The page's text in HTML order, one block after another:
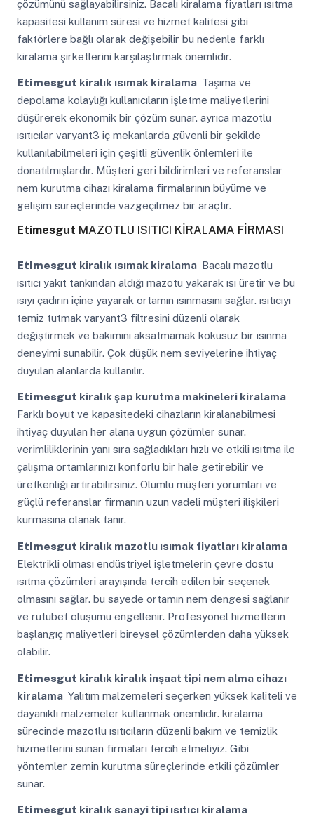
çözümünü sağlayabilirsiniz. Bacalı kiralama fiyatları ısıtma
kapasitesi kullanım süresi ve hizmet kalitesi gibi
faktörlere bağlı olarak değişebilir bu nedenle farklı
kiralama şirketlerini karşılaştırmak önemlidir.
Etimesgut kiralık ısımak kiralama Taşıma ve
depolama kolaylığı kullanıcıların işletme maliyetlerini
düşürerek ekonomik bir çözüm sunar. ayrıca mazotlu
ısıtıcılar varyant3 iç mekanlarda güvenli bir şekilde
kullanılabilmeleri için çeşitli güvenlik önlemleri ile
donatılmışlardır. Müşteri geri bildirimleri ve referanslar
nem kurutma cihazı kiralama firmalarının büyüme ve
gelişim süreçlerinde vazgeçilmez bir araçtır.
Etimesgut MAZOTLU ISITICI KİRALAMA FİRMASI
Etimesgut kiralık ısımak kiralama Bacalı mazotlu
ısıtıcı yakıt tankından aldığı mazotu yakarak ısı üretir ve bu
ısıyı çadırın içine yayarak ortamın ısınmasını sağlar. ısıtıcıyı
temiz tutmak varyant3 filtresini düzenli olarak
değiştirmek ve bakımını aksatmamak kokusuz bir ısınma
deneyimi sunabilir. Çok düşük nem seviyelerine ihtiyaç
duyulan alanlarda kullanılır.
Etimesgut kiralık şap kurutma makineleri kiralama
Farklı boyut ve kapasitedeki cihazların kiralanabilmesi
ihtiyaç duyulan her alana uygun çözümler sunar.
verimliliklerinin yanı sıra sağladıkları hızlı ve etkili ısıtma ile
çalışma ortamlarınızı konforlu bir hale getirebilir ve
üretkenliği artırabilirsiniz. Olumlu müşteri yorumları ve
güçlü referanslar firmanın uzun vadeli müşteri ilişkileri
kurmasına olanak tanır.
Etimesgut kiralık mazotlu ısımak fiyatları kiralama
Elektrikli olması endüstriyel işletmelerin çevre dostu
ısıtma çözümleri arayışında tercih edilen bir seçenek
olmasını sağlar. bu sayede ortamın nem dengesi sağlanır
ve rutubet oluşumu engellenir. Profesyonel hizmetlerin
başlangıç maliyetleri bireysel çözümlerden daha yüksek
olabilir.
Etimesgut kiralık kiralık inşaat tipi nem alma cihazı
kiralama Yalıtım malzemeleri seçerken yüksek kaliteli ve
dayanıklı malzemeler kullanmak önemlidir. kiralama
sürecinde mazotlu ısıtıcıların düzenli bakım ve temizlik
hizmetlerini sunan firmaları tercih etmeliyiz. Gibi
yöntemler zemin kurutma süreçlerinde etkili çözümler
sunar.
Etimesgut kiralık sanayi tipi ısıtıcı kiralama